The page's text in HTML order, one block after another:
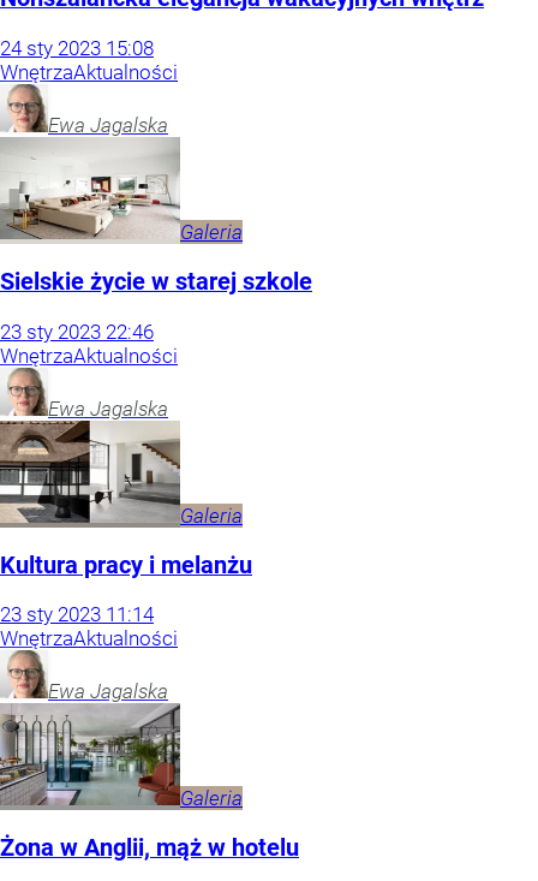
24 sty 2023 15:08
WnętrzaAktualności
Ewa Jagalska
Galeria
Sielskie życie w starej szkole
23 sty 2023 22:46
WnętrzaAktualności
Ewa Jagalska
Galeria
Kultura pracy i melanżu
23 sty 2023 11:14
WnętrzaAktualności
Ewa Jagalska
Galeria
Żona w Anglii, mąż w hotelu